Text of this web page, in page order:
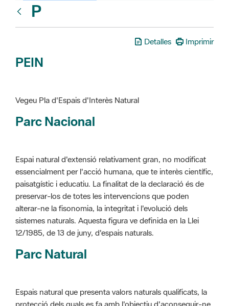
PEIN
Vegeu Pla d'Espais d'Interès Natural
Espai natural d'extensió relativament gran, no modificat
preservar-los de totes les intervencions que poden
alterar-ne la fisonomia, la integritat i l'evolució dels
sistemes naturals. Aquesta figura ve definida en la Llei
12/1985, de 13 de juny, d'espais naturals.
Parc Natural
Espais natural que presenta valors naturals qualificats, la
l'aprofitament ordenat de llurs recursos i l'activitat de llurs